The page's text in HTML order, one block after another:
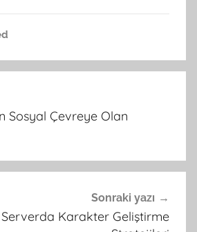
Sosyal Çevreye Olan
Sonraki yazı
Serverda Karakter Geliştirme